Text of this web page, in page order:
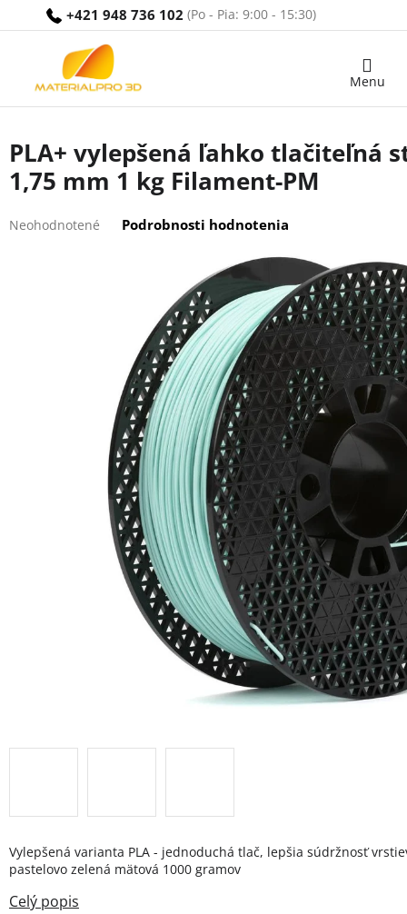
+421 948 736 102
Nákupný
PLA+ vylepšená ľahko tlačiteľná
1,75 mm 1 kg Filament-PM
hodnotenie
Neohodnotené Podrobnosti hodnotenia
Vylepšená varianta PLA - jednoduchá tlač, lepšia súdržnosť
pastelovo zelená mätová 1000 gramov